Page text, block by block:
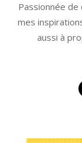
Passionnée
mes
aussi à